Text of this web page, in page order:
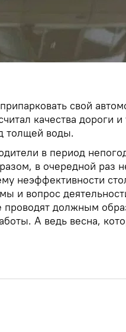
свой
качества дороги
толщей воды.
в период
в очередной раз
неэффективности
и вопрос
проводят должным
А ведь весна,